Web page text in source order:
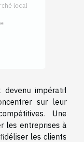
local
devenu impératif
sur leur
Une
les entreprises à
les clients